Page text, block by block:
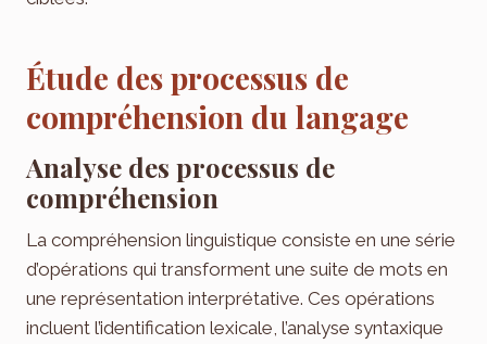
Étude des processus de
compréhension du langage
Analyse des processus de
compréhension
La compréhension linguistique consiste en une série
d’opérations qui transforment une suite de mots en
une représentation interprétative. Ces opérations
incluent l’identification lexicale, l’analyse syntaxique